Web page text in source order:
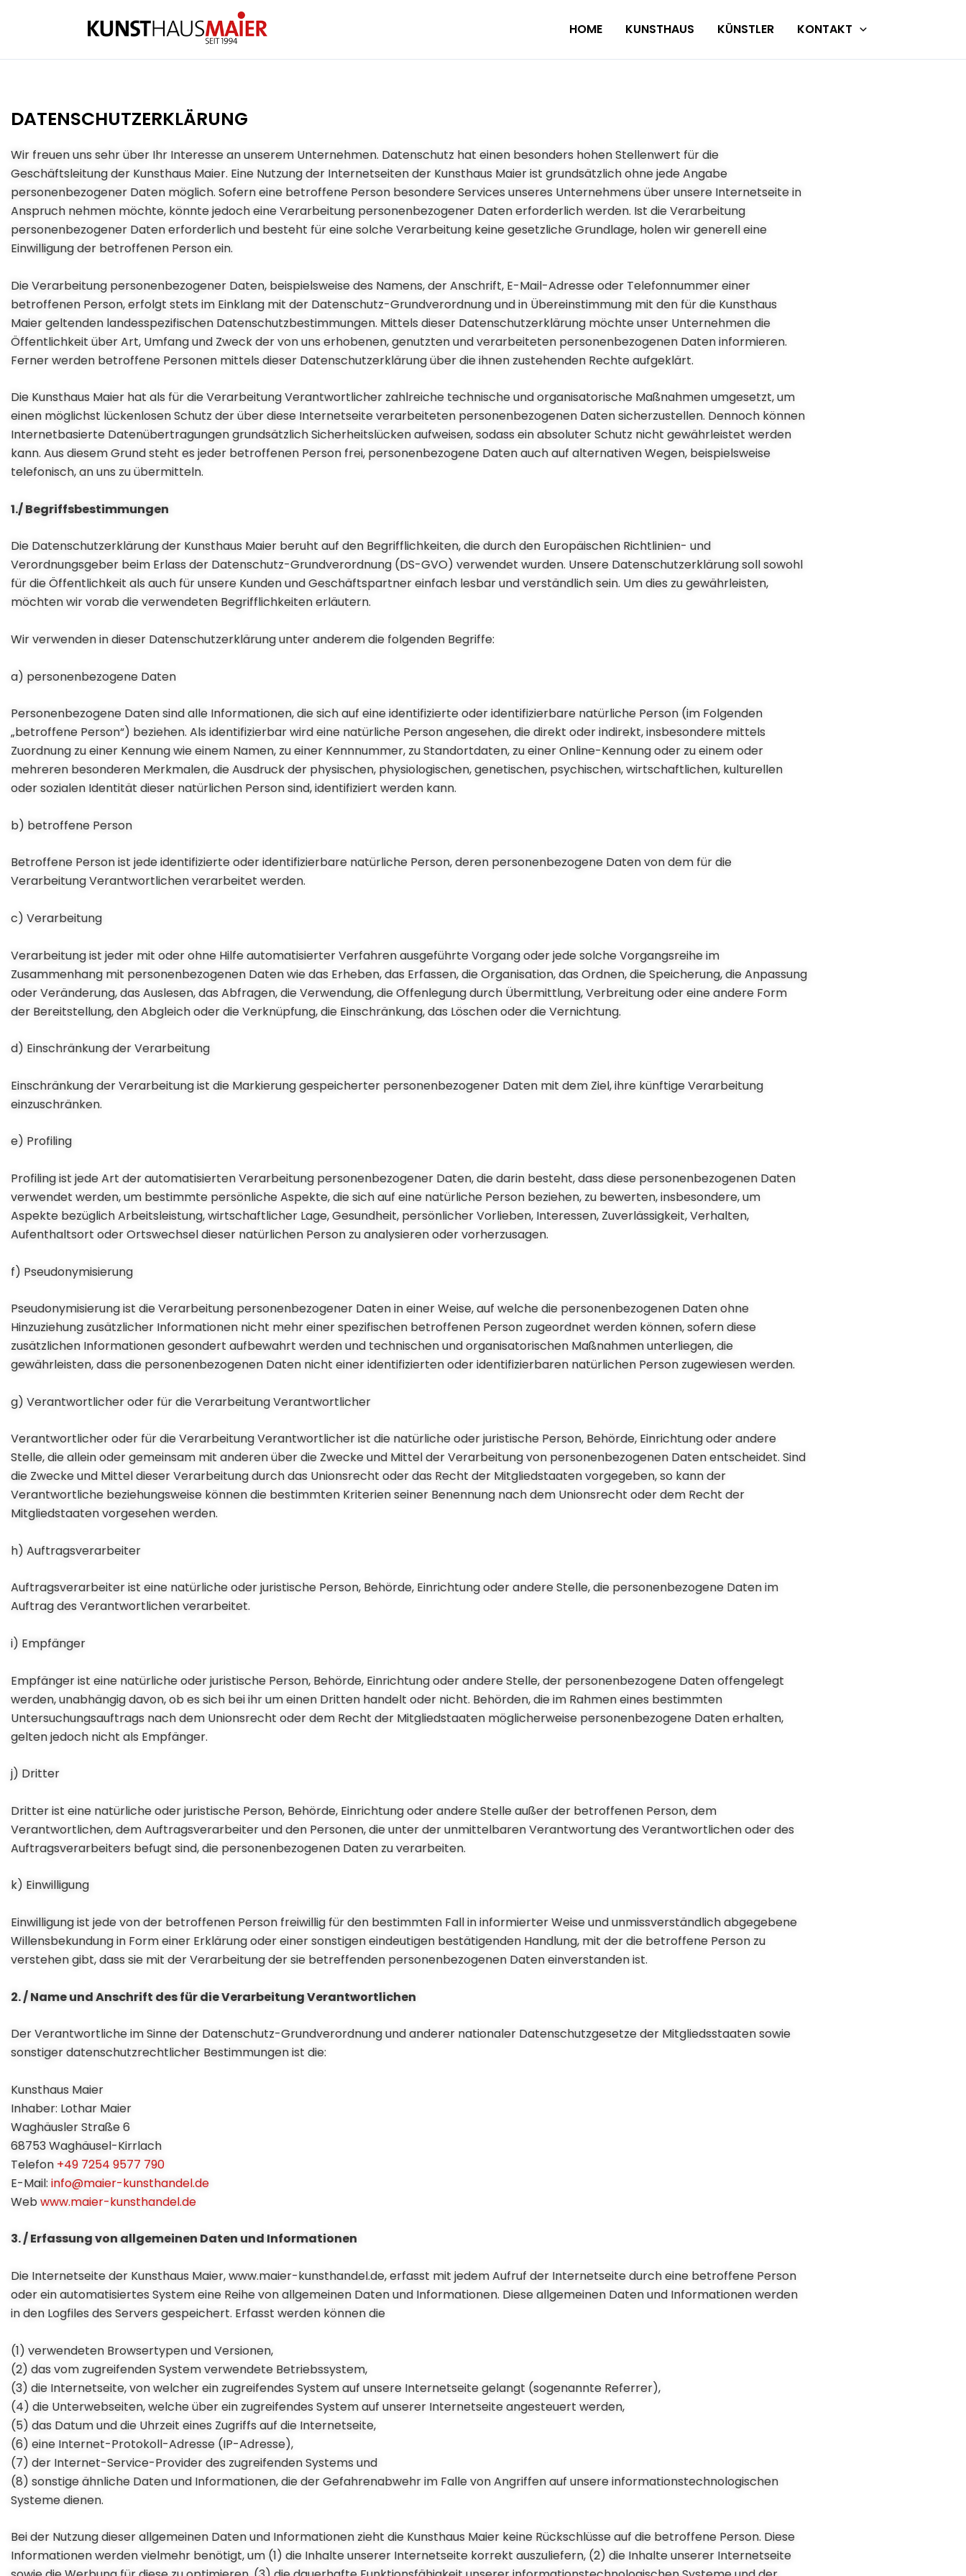
HOME KUNSTHAUS KÜNSTLER KONTAKT
DATENSCHUTZERKLÄRUNG
Wir freuen uns sehr über Ihr Interesse an unserem Unternehmen. Datenschutz hat einen besonders hohen Stellenwert für die
Geschäftsleitung der Kunsthaus Maier. Eine Nutzung der Internetseiten der Kunsthaus Maier ist grundsätzlich ohne jede Angabe
personenbezogener Daten möglich. Sofern eine betroffene Person besondere Services unseres Unternehmens über unsere Internetseite in
Anspruch nehmen möchte, könnte jedoch eine Verarbeitung personenbezogener Daten erforderlich werden. Ist die Verarbeitung
personenbezogener Daten erforderlich und besteht für eine solche Verarbeitung keine gesetzliche Grundlage, holen wir generell eine
Einwilligung der betroffenen Person ein.
Die Verarbeitung personenbezogener Daten, beispielsweise des Namens, der Anschrift, E-Mail-Adresse oder Telefonnummer einer
betroffenen Person, erfolgt stets im Einklang mit der Datenschutz-Grundverordnung und in Übereinstimmung mit den für die Kunsthaus
Maier geltenden landesspezifischen Datenschutzbestimmungen. Mittels dieser Datenschutzerklärung möchte unser Unternehmen die
Öffentlichkeit über Art, Umfang und Zweck der von uns erhobenen, genutzten und verarbeiteten personenbezogenen Daten informieren.
Ferner werden betroffene Personen mittels dieser Datenschutzerklärung über die ihnen zustehenden Rechte aufgeklärt.
Die Kunsthaus Maier hat als für die Verarbeitung Verantwortlicher zahlreiche technische und organisatorische Maßnahmen umgesetzt, um
einen möglichst lückenlosen Schutz der über diese Internetseite verarbeiteten personenbezogenen Daten sicherzustellen. Dennoch können
Internetbasierte Datenübertragungen grundsätzlich Sicherheitslücken aufweisen, sodass ein absoluter Schutz nicht gewährleistet werden
kann. Aus diesem Grund steht es jeder betroffenen Person frei, personenbezogene Daten auch auf alternativen Wegen, beispielsweise
telefonisch, an uns zu übermitteln.
1./ Begriffsbestimmungen
Die Datenschutzerklärung der Kunsthaus Maier beruht auf den Begrifflichkeiten, die durch den Europäischen Richtlinien- und
Verordnungsgeber beim Erlass der Datenschutz-Grundverordnung (DS-GVO) verwendet wurden. Unsere Datenschutzerklärung soll sowohl
für die Öffentlichkeit als auch für unsere Kunden und Geschäftspartner einfach lesbar und verständlich sein. Um dies zu gewährleisten,
möchten wir vorab die verwendeten Begrifflichkeiten erläutern.
Wir verwenden in dieser Datenschutzerklärung unter anderem die folgenden Begriffe:
a) personenbezogene Daten
Personenbezogene Daten sind alle Informationen, die sich auf eine identifizierte oder identifizierbare natürliche Person (im Folgenden
„betroffene Person“) beziehen. Als identifizierbar wird eine natürliche Person angesehen, die direkt oder indirekt, insbesondere mittels
Zuordnung zu einer Kennung wie einem Namen, zu einer Kennnummer, zu Standortdaten, zu einer Online-Kennung oder zu einem oder
mehreren besonderen Merkmalen, die Ausdruck der physischen, physiologischen, genetischen, psychischen, wirtschaftlichen, kulturellen
oder sozialen Identität dieser natürlichen Person sind, identifiziert werden kann.
b) betroffene Person
Betroffene Person ist jede identifizierte oder identifizierbare natürliche Person, deren personenbezogene Daten von dem für die
Verarbeitung Verantwortlichen verarbeitet werden.
c) Verarbeitung
Verarbeitung ist jeder mit oder ohne Hilfe automatisierter Verfahren ausgeführte Vorgang oder jede solche Vorgangsreihe im
Zusammenhang mit personenbezogenen Daten wie das Erheben, das Erfassen, die Organisation, das Ordnen, die Speicherung, die Anpassung
oder Veränderung, das Auslesen, das Abfragen, die Verwendung, die Offenlegung durch Übermittlung, Verbreitung oder eine andere Form
der Bereitstellung, den Abgleich oder die Verknüpfung, die Einschränkung, das Löschen oder die Vernichtung.
d) Einschränkung der Verarbeitung
Einschränkung der Verarbeitung ist die Markierung gespeicherter personenbezogener Daten mit dem Ziel, ihre künftige Verarbeitung
einzuschränken.
e) Profiling
Profiling ist jede Art der automatisierten Verarbeitung personenbezogener Daten, die darin besteht, dass diese personenbezogenen Daten
verwendet werden, um bestimmte persönliche Aspekte, die sich auf eine natürliche Person beziehen, zu bewerten, insbesondere, um
Aspekte bezüglich Arbeitsleistung, wirtschaftlicher Lage, Gesundheit, persönlicher Vorlieben, Interessen, Zuverlässigkeit, Verhalten,
Aufenthaltsort oder Ortswechsel dieser natürlichen Person zu analysieren oder vorherzusagen.
f) Pseudonymisierung
Pseudonymisierung ist die Verarbeitung personenbezogener Daten in einer Weise, auf welche die personenbezogenen Daten ohne
Hinzuziehung zusätzlicher Informationen nicht mehr einer spezifischen betroffenen Person zugeordnet werden können, sofern diese
zusätzlichen Informationen gesondert aufbewahrt werden und technischen und organisatorischen Maßnahmen unterliegen, die
gewährleisten, dass die personenbezogenen Daten nicht einer identifizierten oder identifizierbaren natürlichen Person zugewiesen werden.
g) Verantwortlicher oder für die Verarbeitung Verantwortlicher
Verantwortlicher oder für die Verarbeitung Verantwortlicher ist die natürliche oder juristische Person, Behörde, Einrichtung oder andere
Stelle, die allein oder gemeinsam mit anderen über die Zwecke und Mittel der Verarbeitung von personenbezogenen Daten entscheidet. Sind
die Zwecke und Mittel dieser Verarbeitung durch das Unionsrecht oder das Recht der Mitgliedstaaten vorgegeben, so kann der
Verantwortliche beziehungsweise können die bestimmten Kriterien seiner Benennung nach dem Unionsrecht oder dem Recht der
Mitgliedstaaten vorgesehen werden.
h) Auftragsverarbeiter
Auftragsverarbeiter ist eine natürliche oder juristische Person, Behörde, Einrichtung oder andere Stelle, die personenbezogene Daten im
Auftrag des Verantwortlichen verarbeitet.
i) Empfänger
Empfänger ist eine natürliche oder juristische Person, Behörde, Einrichtung oder andere Stelle, der personenbezogene Daten offengelegt
werden, unabhängig davon, ob es sich bei ihr um einen Dritten handelt oder nicht. Behörden, die im Rahmen eines bestimmten
Untersuchungsauftrags nach dem Unionsrecht oder dem Recht der Mitgliedstaaten möglicherweise personenbezogene Daten erhalten,
gelten jedoch nicht als Empfänger.
j) Dritter
Dritter ist eine natürliche oder juristische Person, Behörde, Einrichtung oder andere Stelle außer der betroffenen Person, dem
Verantwortlichen, dem Auftragsverarbeiter und den Personen, die unter der unmittelbaren Verantwortung des Verantwortlichen oder des
Auftragsverarbeiters befugt sind, die personenbezogenen Daten zu verarbeiten.
k) Einwilligung
Einwilligung ist jede von der betroffenen Person freiwillig für den bestimmten Fall in informierter Weise und unmissverständlich abgegebene
Willensbekundung in Form einer Erklärung oder einer sonstigen eindeutigen bestätigenden Handlung, mit der die betroffene Person zu
verstehen gibt, dass sie mit der Verarbeitung der sie betreffenden personenbezogenen Daten einverstanden ist.
2. / Name und Anschrift des für die Verarbeitung Verantwortlichen
Der Verantwortliche im Sinne der Datenschutz-Grundverordnung und anderer nationaler Datenschutzgesetze der Mitgliedsstaaten sowie
sonstiger datenschutzrechtlicher Bestimmungen ist die:
Kunsthaus Maier
Inhaber: Lothar Maier
Waghäusler Straße 6
68753 Waghäusel-Kirrlach
Telefon +49 7254 9577 790
E-Mail: info@maier-kunsthandel.de
Webwww.maier-kunsthandel.de
3. / Erfassung von allgemeinen Daten und Informationen
Die Internetseite der Kunsthaus Maier, www.maier-kunsthandel.de, erfasst mit jedem Aufruf der Internetseite durch eine betroffene Person
oder ein automatisiertes System eine Reihe von allgemeinen Daten und Informationen. Diese allgemeinen Daten und Informationen werden
in den Logfiles des Servers gespeichert. Erfasst werden können die
(1) verwendeten Browsertypen und Versionen,
(2) das vom zugreifenden System verwendete Betriebssystem,
(3) die Internetseite, von welcher ein zugreifendes System auf unsere Internetseite gelangt (sogenannte Referrer),
(4) die Unterwebseiten, welche über ein zugreifendes System auf unserer Internetseite angesteuert werden,
(5) das Datum und die Uhrzeit eines Zugriffs auf die Internetseite,
(6) eine Internet-Protokoll-Adresse (IP-Adresse),
(7) der Internet-Service-Provider des zugreifenden Systems und
(8) sonstige ähnliche Daten und Informationen, die der Gefahrenabwehr im Falle von Angriffen auf unsere informationstechnologischen
Systeme dienen.
Bei der Nutzung dieser allgemeinen Daten und Informationen zieht die Kunsthaus Maier keine Rückschlüsse auf die betroffene Person. Diese
Informationen werden vielmehr benötigt, um (1) die Inhalte unserer Internetseite korrekt auszuliefern, (2) die Inhalte unserer Internetseite